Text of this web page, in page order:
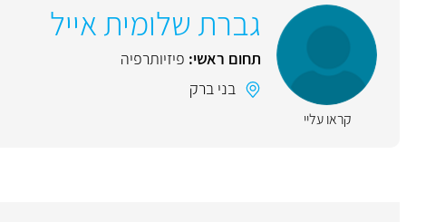
קראו עליי
גברת שלומית אייל
תחום ראשי: פיזיותרפיה
בני ברק